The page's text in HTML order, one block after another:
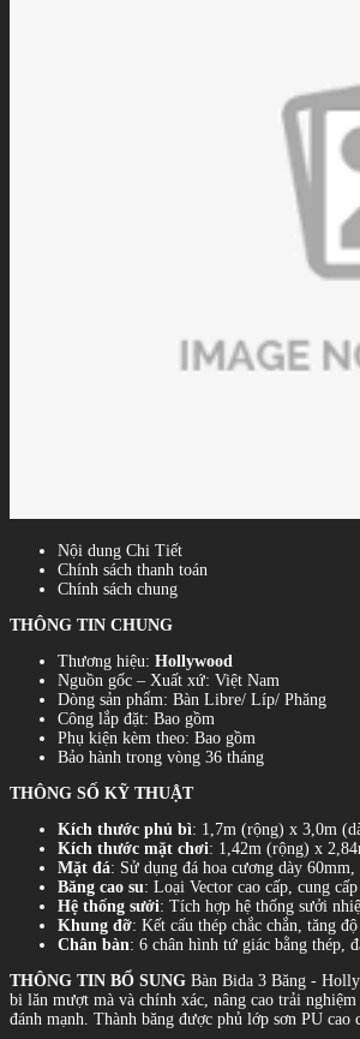
Nội dung Chi Tiết
Chính sách thanh toán
Chính sách chung
THÔNG TIN CHUNG
Thương hiệu: Hollywood
Nguồn gốc – Xuất xứ: Việt Nam
Dòng sản phẩm: Bàn Libre/ Líp/ Phăng
Công lắp đặt: Bao gồm
Phụ kiện kèm theo: Bao gồm
Bảo hành trong vòng 36 tháng
THÔNG SỐ KỸ THUẬT
Kích thước phủ bì: 1,7m (rộng) x 3,0m
Kích thước mặt chơi: 1,42m (rộng) x
Mặt đá: Sử dụng đá hoa cương dày
Băng cao su: Loại Vector cao cấp, cung
Hệ thống sưởi: Tích hợp hệ thống sưởi
Khung đỡ: Kết cấu thép chắc chắn, tăng
Chân bàn: 6 chân hình tứ giác bằng thép,
THÔNG TIN BỔ SUNG Bàn Bida 3 Băng -
bi lăn mượt mà và chính xác, nâng cao trải
đánh mạnh. Thành băng được phủ lớp sơn PU